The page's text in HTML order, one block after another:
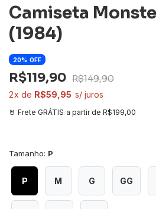
Camiseta
(1984)
20 OFF
R$119,90 R$149,90
2 R$59,95
a partir de R$199,00
Tamanho: P
P M G GG